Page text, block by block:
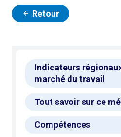
Retour
Indicateurs
marché du travail
Tout savoir sur ce
Compétences